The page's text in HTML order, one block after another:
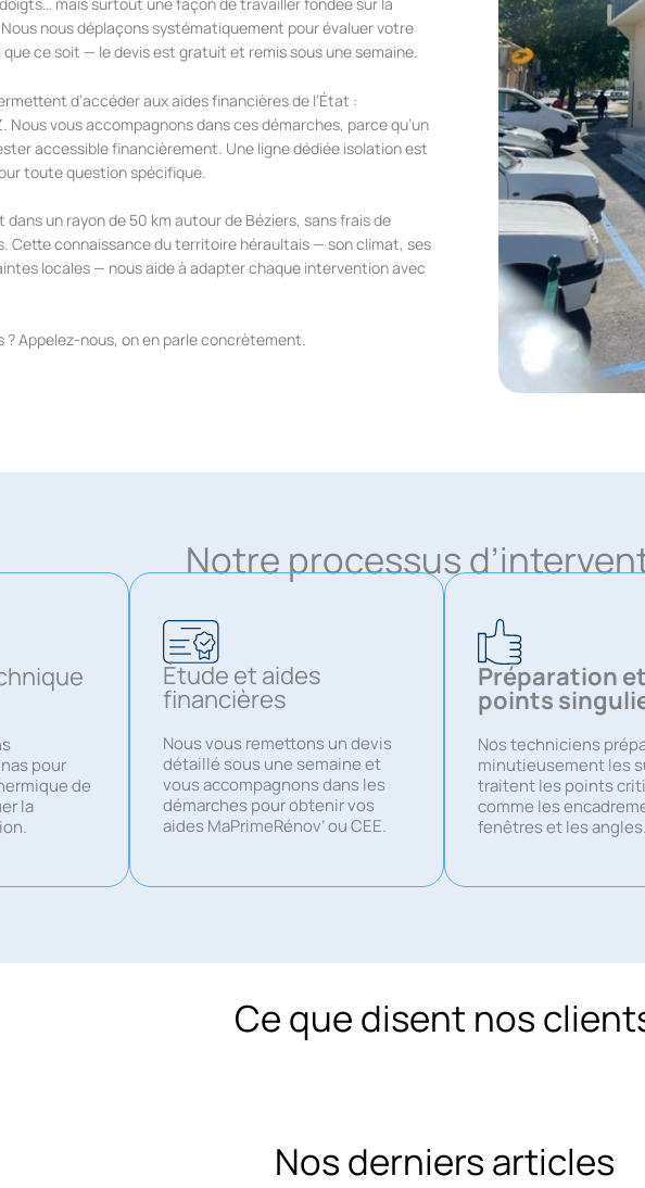
nous déplaçons systématiquement pour évaluer votre
ce soit — le devis est gratuit et remis sous une semaine.
d’accéder aux aides financières de l’État :
Nous vous accompagnons dans ces démarches, parce qu’un
accessible financièrement. Une ligne dédiée isolation est
toute question spécifique.
dans un rayon de 50 km autour de Béziers, sans frais de
Cette connaissance du territoire héraultais — son climat, ses
locales — nous aide à adapter chaque intervention avec
? Appelez-nous, on en parle concrètement.
Notre processus
pour
de
la
Étude et aides
financières
Nous vous remettons un devis
détaillé sous une semaine et
vous accompagnons dans les
démarches pour obtenir vos
aides MaPrimeRénov’ ou CEE.
Préparation et
points
Nos techniciens
minutieusement les
traitent les points
comme les
fenêtres et les angles.
Ce que disent nos
Nos derniers articles